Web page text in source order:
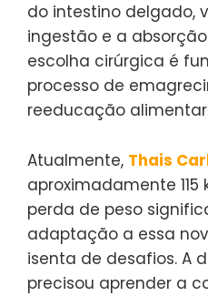
do intestino delgado,
ingestão e a
escolha cirúrgica é
processo de
reeducação
Atualmente, Thais
aproximadamente
perda de peso
adaptação a essa
isenta de desafios. A
precisou aprender a